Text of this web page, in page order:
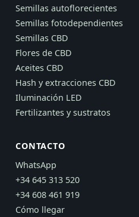
Semillas autoflorecientes
Semillas fotodependientes
Semillas CBD
Flores de CBD
Aceites CBD
Hash y extracciones CBD
Iluminación LED
Fertilizantes y sustratos
CONTACTO
WhatsApp
+34 645 313 520
+34 608 461 919
Cómo llegar